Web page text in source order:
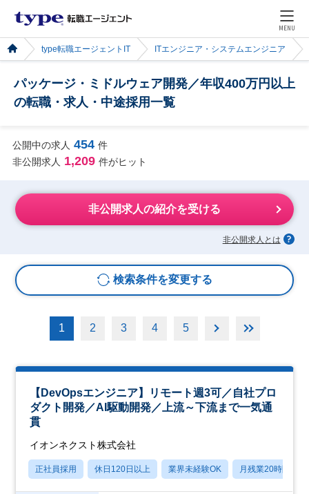
MENU
type転職エージェントIT ITエンジニア・システムエンジニア
パッケージ・ミドルウェア開発／年収400万円以上
の転職・求人・中途採用一覧
公開中の求人 454 件
非公開求人 1,209 件がヒット
非公開求人の紹介を受ける
非公開求人とは
検索条件を変更する
1 2 3 4 5
【DevOpsエンジニア】リモート週3可／自社プロ
ダクト開発／AI駆動開発／上流～下流まで一気通
貫
イオンネクスト株式会社
正社員採用 休日120日以上 業界未経験OK 月残業20時間以内